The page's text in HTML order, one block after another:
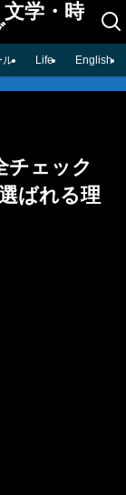
学・時
ル Life English
チェック
ばれる理